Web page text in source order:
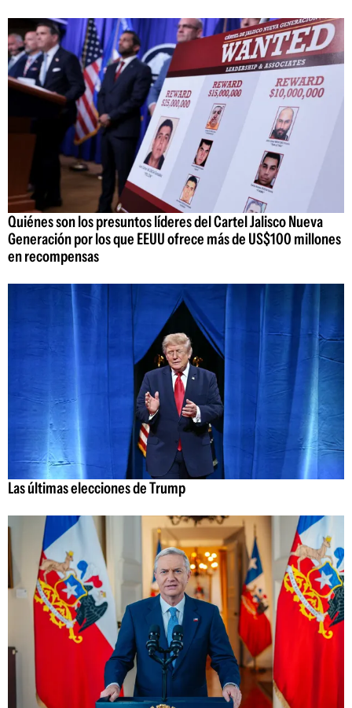
Quiénes son los presuntos líderes del Cartel Jalisco Nueva
Generación por los que EEUU ofrece más de US$100 millones
en recompensas
Las últimas elecciones de Trump